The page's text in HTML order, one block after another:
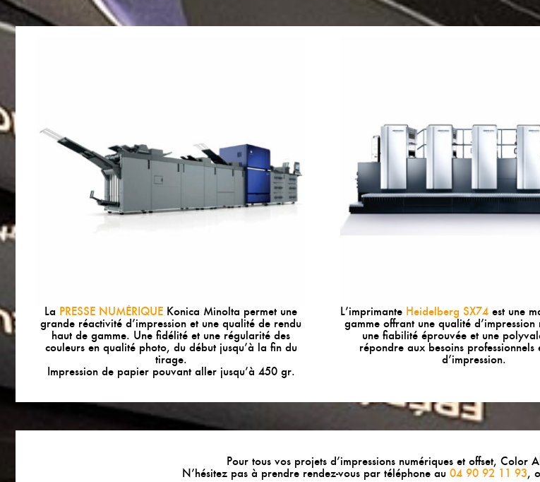
La PRESSE NUMÉRIQUE Konica Minolta permet une
grande réactivité d’impression et une qualité de rendu
haut de gamme. Une fidélité et une régularité des
couleurs en qualité photo, du début jusqu’à la fin du
tirage.
Impression de papier pouvant aller jusqu’à 450 gr.
L’imprimante Heidelberg SX74 est une
gamme offrant une qualité
une fiabilité éprouvée et une
répondre aux besoins professionnels
d’impression.
Pour tous vos projets d’impressions numériques et offset, Color
N’hésitez pas à prendre rendez-vous par téléphone au 04 90 92 11 93,